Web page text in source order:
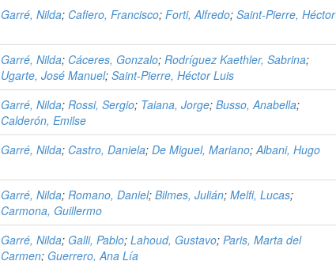
Garré, Nilda; Cafiero, Francisco; Forti, Alfredo; Saint-Pierre, Héctor
Garré, Nilda; Cáceres, Gonzalo; Rodríguez Kaethler, Sabrina;
Ugarte, José Manuel; Saint-Pierre, Héctor Luis
Garré, Nilda; Rossi, Sergio; Taiana, Jorge; Busso, Anabella;
Calderón, Emilse
Garré, Nilda; Castro, Daniela; De Miguel, Mariano;Albani, Hugo
Garré, Nilda; Romano, Daniel; Bilmes, Julián; Melfi, Lucas;
Carmona, Guillermo
Garré, Nilda; Galli, Pablo; Lahoud, Gustavo; Paris, Marta del
Carmen; Guerrero, Ana Lía